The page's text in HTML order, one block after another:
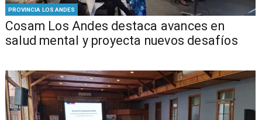
PROVINCIA LOS ANDES
Cosam Los Andes destaca avances en
salud mental y proyecta nuevos desafíos